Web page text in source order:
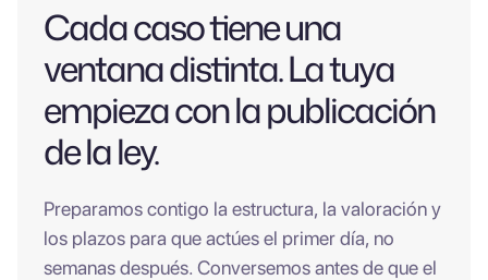
Cada caso tiene una
ventana distinta. La tuya
empieza con la publicación
de la ley.
Preparamos contigo la estructura, la valoración y
los plazos para que actúes el primer día, no
semanas después. Conversemos antes de que el